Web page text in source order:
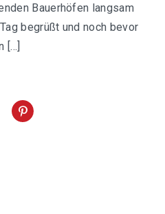
Bauerhöfen langsam
begrüßt und noch bevor
[…]